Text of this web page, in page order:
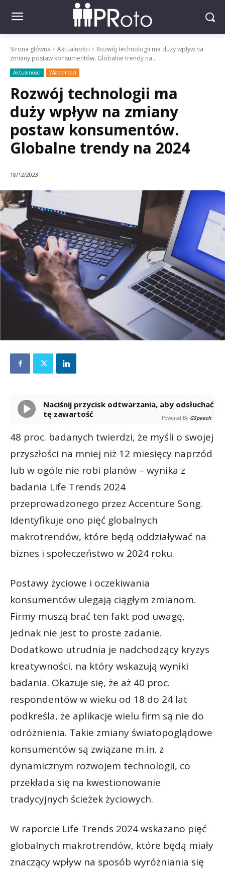
Strona główna Aktualności
Rozwój technologii ma duży wpływ na
zmiany postaw konsumentów. Globalne trendy na...
Aktualności Wiadomości
Rozwój technologii ma
duży wpływ na zmiany
postaw konsumentów.
Globalne trendy na 2024
18/12/2023
Naciśnij przycisk odtwarzania, aby odsłuchać
tę zawartość
Powered By GSpeech
48 proc. badanych twierdzi, że myśli o swojej
przyszłości na mniej niż 12 miesięcy naprzód
lub w ogóle nie robi planów – wynika z
badania Life Trends 2024
przeprowadzonego przez Accenture Song.
Identyfikuje ono pięć globalnych
makrotrendów, które będą oddziaływać na
biznes i społeczeństwo w 2024 roku.
Postawy życiowe i oczekiwania
konsumentów ulegają ciągłym zmianom.
Firmy muszą brać ten fakt pod uwagę,
jednak nie jest to proste zadanie.
Dodatkowo utrudnia je nadchodzący kryzys
kreatywności, na który wskazują wyniki
badania. Okazuje się, że aż 40 proc.
respondentów w wieku od 18 do 24 lat
podkreśla, że aplikacje wielu firm są nie do
odróżnienia. Takie zmiany światopoglądowe
konsumentów są związane m.in. z
dynamicznym rozwojem technologii, co
przekłada się na kwestionowanie
tradycyjnych ścieżek życiowych.
W raporcie Life Trends 2024 wskazano pięć
globalnych makrotrendów, które będą miały
znaczący wpływ na sposób wyróżniania się